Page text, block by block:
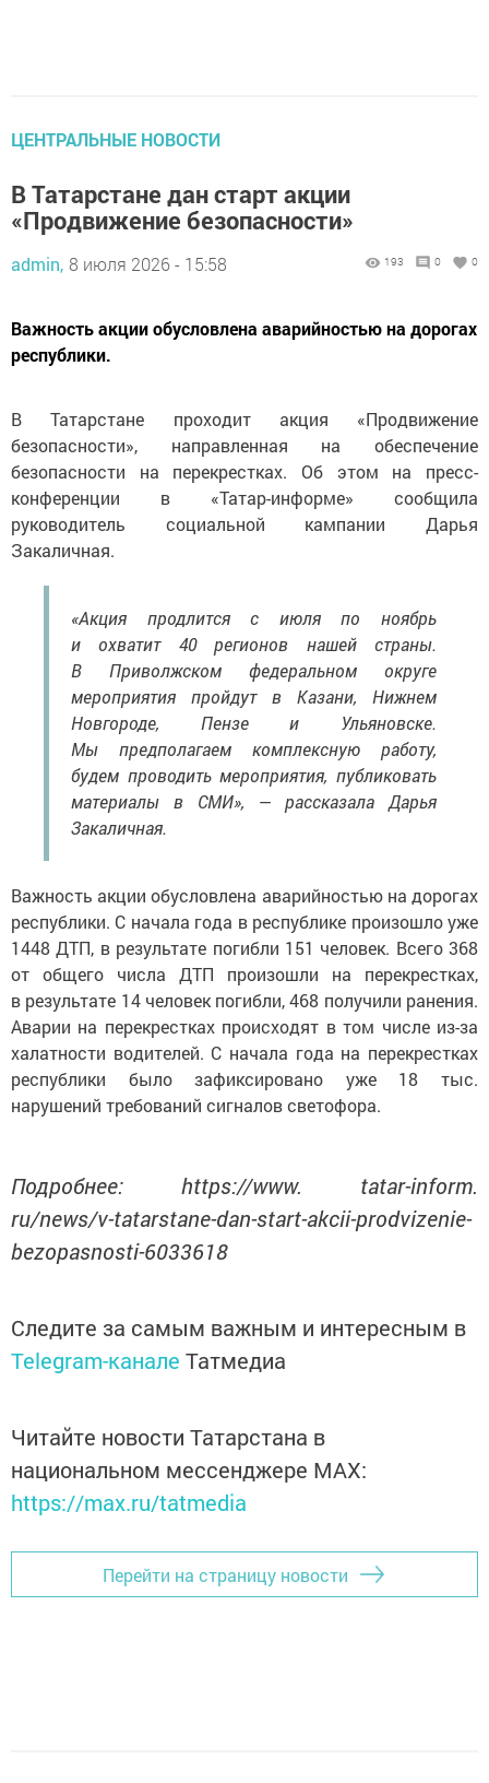
ЦЕНТРАЛЬНЫЕ НОВОСТИ
В Татарстане дан старт акции
«Продвижение безопасности»
admin, 8 июля 2026 - 15:58 193 0 0
Важность акции обусловлена аварийностью на дорогах
республики.
В Татарстане проходит акция «Продвижение
безопасности», направленная на обеспечение
безопасности на перекрестках. Об этом на пресс-
конференции в «Татар-информе» сообщила
руководитель социальной кампании Дарья
Закаличная.
«Акция продлится с июля по ноябрь
и охватит 40 регионов нашей страны.
В Приволжском федеральном округе
мероприятия пройдут в Казани, Нижнем
Новгороде, Пензе и Ульяновске.
Мы предполагаем комплексную работу,
будем проводить мероприятия, публиковать
материалы в СМИ», — рассказала Дарья
Закаличная.
Важность акции обусловлена аварийностью на дорогах
республики. С начала года в республике произошло уже
1448 ДТП, в результате погибли 151 человек. Всего 368
от общего числа ДТП произошли на перекрестках,
в результате 14 человек погибли, 468 получили ранения.
Аварии на перекрестках происходят в том числе из-за
халатности водителей. С начала года на перекрестках
республики было зафиксировано уже 18 тыс.
нарушений требований сигналов светофора.
Подробнее: https://www. tatar-inform.
ru/news/v-tatarstane-dan-start-akcii-prodvizenie-
bezopasnosti-6033618
Следите за самым важным и интересным в
Telegram-канале Татмедиа
Читайте новости Татарстана в
национальном мессенджере MАХ:
https://max.ru/tatmedia
Перейти на страницу новости